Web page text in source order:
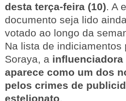
desta terça-feira (10). A
documento seja lido
votado ao longo da
Na lista de indiciamentos
Soraya, a influenciadora
aparece como um dos
pelos crimes de
estelionato.